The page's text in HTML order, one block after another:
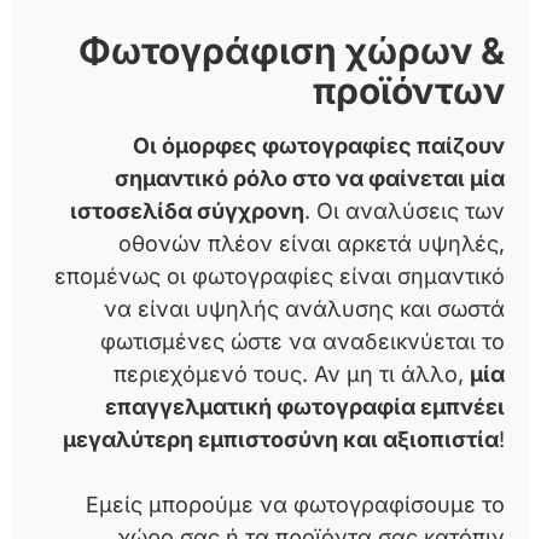
Φωτογράφιση χώρων &
προϊόντων
Οι όμορφες φωτογραφίες παίζουν
σημαντικό ρόλο στο να φαίνεται μία
ιστοσελίδα σύγχρονη. Οι αναλύσεις των
οθονών πλέον είναι αρκετά υψηλές,
επομένως οι φωτογραφίες είναι σημαντικό
να είναι υψηλής ανάλυσης και σωστά
φωτισμένες ώστε να αναδεικνύεται το
περιεχόμενό τους. Αν μη τι άλλο, μία
επαγγελματική φωτογραφία εμπνέει
μεγαλύτερη εμπιστοσύνη και αξιοπιστία!
Εμείς μπορούμε να φωτογραφίσουμε το